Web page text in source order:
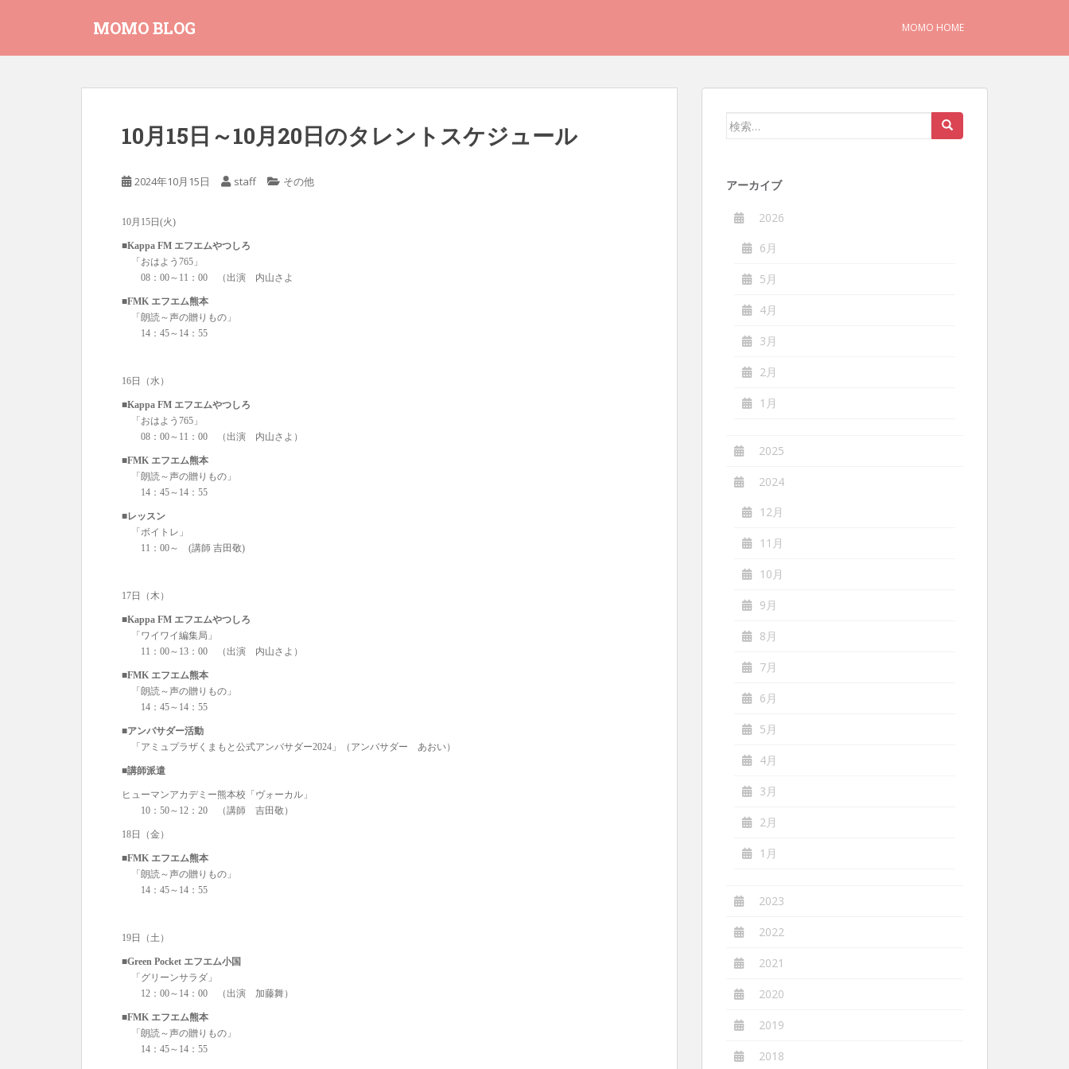
MOMO BLOG MOMO HOME
10月15日～10月20日のタレントスケジュール
2024年10月15日 staff その他
10月15日(火)
■Kappa FM エフエムやつしろ
「おはよう765」
08：00～11：00 （出演 内山さよ
■FMK エフエム熊本
「朗読～声の贈りもの」
14：45～14：55
16日（水）
■Kappa FM エフエムやつしろ
「おはよう765」
08：00～11：00 （出演 内山さよ）
■FMK エフエム熊本
「朗読～声の贈りもの」
14：45～14：55
■レッスン
「ボイトレ」
11：00～ (講師 吉田敬)
17日（木）
■Kappa FM エフエムやつしろ
「ワイワイ編集局」
11：00～13：00 （出演 内山さよ）
■FMK エフエム熊本
「朗読～声の贈りもの」
14：45～14：55
■アンバサダー活動
「アミュプラザくまもと公式アンバサダー2024」（アンバサダー あおい）
■講師派遣
ヒューマンアカデミー熊本校「ヴォーカル」
10：50～12：20 （講師 吉田敬）
18日（金）
■FMK エフエム熊本
「朗読～声の贈りもの」
14：45～14：55
19日（土）
■Green Pocket エフエム小国
「グリーンサラダ」
12：00～14：00 （出演 加藤舞）
■FMK エフエム熊本
「朗読～声の贈りもの」
14：45～14：55
検
アーカイブ
2026
6月
5月
4月
3月
2月
1月
2025
2024
12月
11月
10月
9月
8月
7月
6月
5月
4月
3月
2月
1月
2023
2022
2021
2020
2019
2018